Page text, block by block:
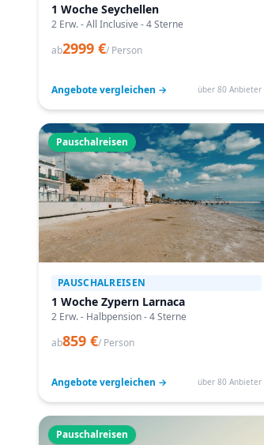
1 Woche Seychellen
2 Erw. - All Inclusive - 4 Sterne
ab2999 €/ Person
Angebote vergleichen → über 80 Anbieter
Pauschalreisen
PAUSCHALREISEN
1 Woche Zypern Larnaca
2 Erw. - Halbpension - 4 Sterne
ab859 €/ Person
Angebote vergleichen → über 80 Anbieter
Pauschalreisen